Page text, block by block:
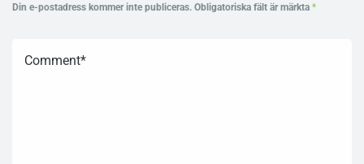
Din e-postadress kommer inte publiceras. Obligatoriska fält är märkta *